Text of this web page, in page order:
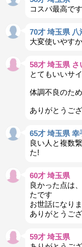
コスパ最高です
70才 埼玉県 八
大変使いやすか
58才 埼玉県 さ
とてもいいサ
体調不良のた
ありがとうご
65才 埼玉県 幸
良い人と複数
た!
60才 埼玉県
良かった点は
たです
お世話になり
ありがとうご
59才 埼玉県